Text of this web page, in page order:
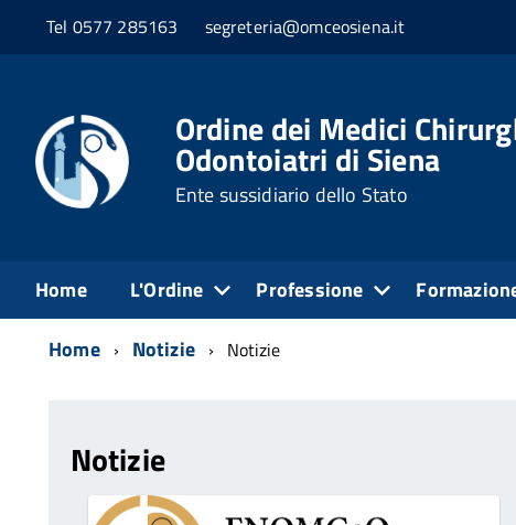
Tel 0577 285163 segreteria@omceosiena.it
Ordine dei Medici
Odontoiatri di Siena
Ente sussidiario dello Stato
Home L'Ordine Professione
Home Notizie Notizie
Notizie